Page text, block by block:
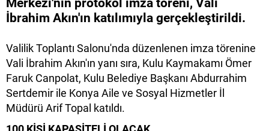
Merkezi'nin protokol imza töreni, Vali
İbrahim Akın'ın katılımıyla gerçekleştirildi.
Valilik Toplantı Salonu'nda düzenlenen imza törenine
Vali İbrahim Akın'ın yanı sıra, Kulu Kaymakamı Ömer
Faruk Canpolat, Kulu Belediye Başkanı Abdurrahim
Sertdemir ile Konya Aile ve Sosyal Hizmetler İl
Müdürü Arif Topal katıldı.